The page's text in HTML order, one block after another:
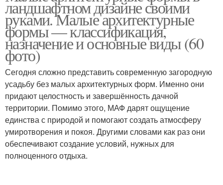
ландшафтном дизайне своими
руками. Малые архитектурные
формы — классификация,
назначение и основные виды (60
фото)
Сегодня сложно представить современную загородную
усадьбу без малых архитектурных форм. Именно они
придают целостность и завершённость дачной
территории. Помимо этого, МАФ дарят ощущение
единства с природой и помогают создать атмосферу
умиротворения и покоя. Другими словами как раз они
обеспечивают создание условий, нужных для
полноценного отдыха.